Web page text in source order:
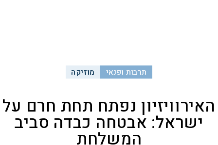
תרבות ופנאי מוזיקה
האירוויזיון נפתח תחת חרם על
ישראל: אבטחה כבדה סביב
המשלחת